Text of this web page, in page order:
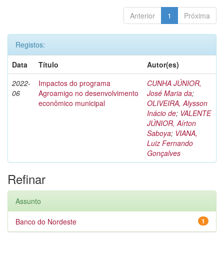
Anterior 1 Próxima
Registos:
Data
Título
Autor(es)
2022-
06
Impactos do programa
Agroamigo no desenvolvimento
econômico municipal
CUNHA JÚNIOR,
José Maria da;
OLIVEIRA, Alysson
Inácio de; VALENTE
JÚNIOR, Aírton
Saboya; VIANA,
Luiz Fernando
Gonçalves
Refinar
Assunto
1
Banco do Nordeste